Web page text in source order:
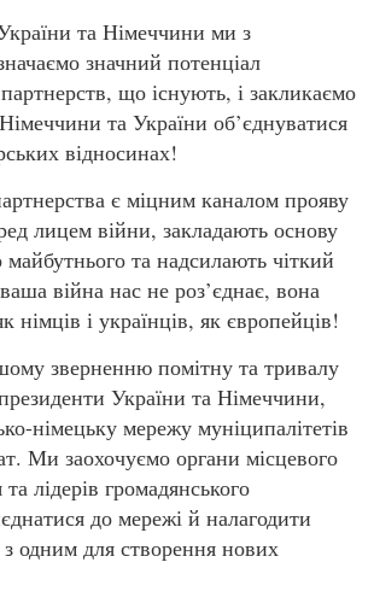
та Німеччини ми з
значний потенціал
що існують, і закликаємо
та України об’єднуватися
відносинах!
є міцним каналом прояву
лицем війни, закладають основу
майбутнього та надсилають чіткий
війна нас не роз’єднає, вона
німців і українців, як європейців!
зверненню помітну та тривалу
України та Німеччини,
німецьку мережу муніципалітетів
Ми заохочуємо органи місцевого
лідерів громадянського
до мережі й налагодити
одним для створення нових